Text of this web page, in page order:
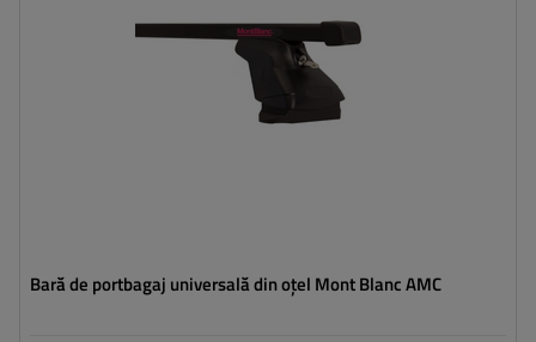
Bară de portbagaj universală din oțel Mont Blanc AMC